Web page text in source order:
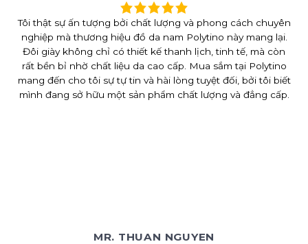
Tôi thật sự ấn tượng bởi chất lượng và phong cách chuyên
nghiệp mà thương hiệu đồ da nam Polytino này mang lại.
Đôi giày không chỉ có thiết kế thanh lịch, tinh tế, mà còn
rất bền bỉ nhờ chất liệu da cao cấp. Mua sắm tại Polytino
mang đến cho tôi sự tự tin và hài lòng tuyệt đối, bởi tôi biết
mình đang sở hữu một sản phẩm chất lượng và đẳng cấp.
MR. THUAN NGUYEN